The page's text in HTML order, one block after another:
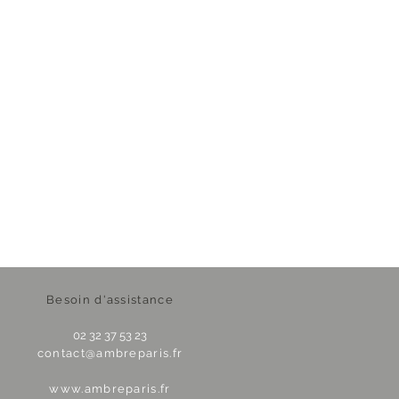
Besoin d'assistance
02 32 37 53 23
contact@ambreparis.fr
www.ambreparis.fr